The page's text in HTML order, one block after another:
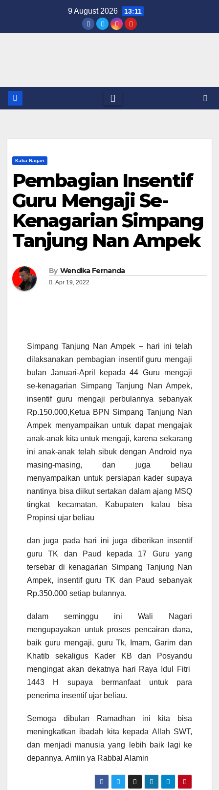
9 August 2026 13:11
Kaba Nagari
Pembagian Insentif
Guru Mengaji Se-
Kenagarian Simpang
Tanjung Nan Ampek
By Wendika Fernanda
Apr 19, 2022
Simpang Tanjung Nan Ampek – hari ini telah
dilaksanakan pembagian insentif guru mengaji
bulan Januari-April kepada 44 Guru mengaji
se-kenagarian Simpang Tanjung Nan Ampek,
insentif guru mengaji perbulannya sebanyak
Rp.150.000,Ketua BPN Simpang Tanjung Nan
Ampek menyampaikan untuk dapat mengajak
anak-anak kita untuk mengaji, karena sekarang
ini anak-anak telah sibuk dengan Android nya
masing-masing, dan juga beliau
menyampaikan untuk persiapan kader supaya
nantinya bisa diikut sertakan dalam ajang MSQ
tingkat kecamatan, Kabupaten kalau bisa
Propinsi ujar beliau
dan juga pada hari ini juga diberikan insentif
guru TK dan Paud kepada 17 Guru yang
tersebar di kenagarian Simpang Tanjung Nan
Ampek, insentif guru TK dan Paud sebanyak
Rp.350.000 setiap bulannya.
dalam seminggu ini Wali Nagari
mengupayakan untuk proses pencairan dana,
baik guru mengaji, guru Tk, Imam, Garim dan
Khatib sekaligus Kader KB dan Posyandu
mengingat akan dekatnya hari Raya Idul Fitri
1443 H supaya bermanfaat untuk para
penerima insentif ujar beliau.
Semoga dibulan Ramadhan ini kita bisa
meningkatkan ibadah kita kepada Allah SWT,
dan menjadi manusia yang lebih baik lagi ke
depannya. Amiin ya Rabbal Alamin